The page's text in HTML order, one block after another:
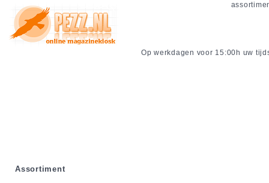
Op werkdagen voor 15:00h uw
Assortiment